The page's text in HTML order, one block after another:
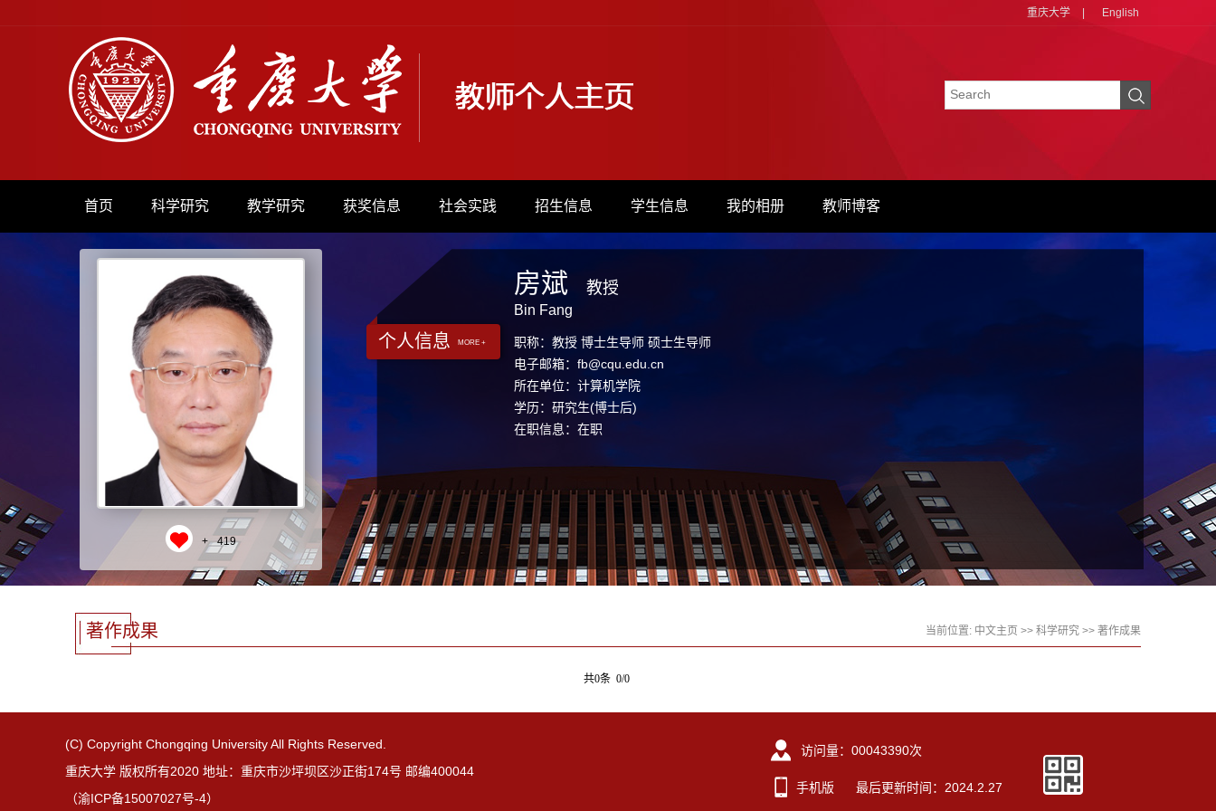
重庆大学 English
首页 科学研究 教学研究 获奖信息 社会实践 招生信息 学生信息 我的相册 教师博客
+ 419
个人信息 MORE +
房斌
Bin Fang
教授
职称：教授 博士生导师 硕士生导师
电子邮箱： fb@cqu.edu.cn
所在单位：计算机学院
学历：研究生(博士后)
在职信息：在职
著作成果 当前位置: 中文主页 >> 科学研究 >> 著作成果
共0条 0/0
(C) Copyright Chongqing University All Rights Reserved.
重庆大学 版权所有2020 地址：重庆市沙坪坝区沙正街174号 邮编400044
（渝ICP备15007027号-4）
访问量： 00043390次
手机版 最后更新时间： 2024 2 27